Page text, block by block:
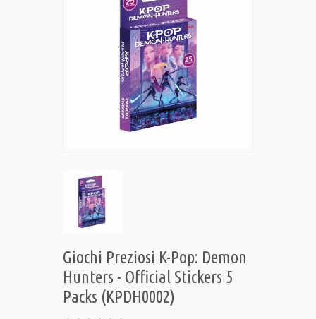
Giochi Preziosi K-Pop: Demon
Hunters - Official Stickers 5
Packs (KPDH0002)